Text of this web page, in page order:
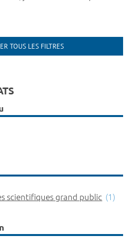
TOUS LES FILTRES
scientifiques grand public (1)